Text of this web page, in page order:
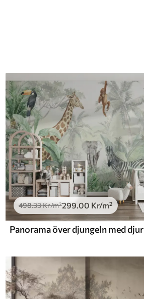
498.33Kr/m²299 .00 Kr/m²
Panorama över djungeln med djur